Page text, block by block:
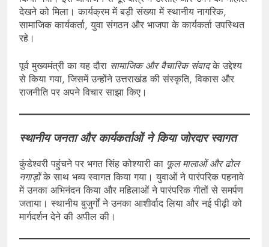
देखने को मिला। कार्यक्रम में बड़ी संख्या में स्थानीय नागरिक,
सामाजिक कार्यकर्ता, युवा संगठन और भाजपा के कार्यकर्ता उपस्थित
रहे।
पूर्व मुख्यमंत्री का यह दौरा सामाजिक और वैचारिक संवादके उद्देश्य
से किया गया, जिसमें उन्होंने उत्तराखंड की संस्कृति, विकास और
राजनीति पर अपने विचार साझा किए।
स्थानीय जनता और कार्यकर्ताओं ने किया जोरदार स्वागत
कुंडेश्वरी पहुंचने पर भगत सिंह कोश्यारी का फूल मालाओं और ढोल
नगाड़ोंके साथ भव्य स्वागत किया गया। युवाओं ने पारंपरिक पहनावे
में उनका अभिनंदन किया और महिलाओं ने पारंपरिक गीतों से समर्पण
जताया। स्थानीय बुजुर्गों ने उनका आशीर्वाद लिया और नई पीढ़ी को
मार्गदर्शन देने की अपील की।